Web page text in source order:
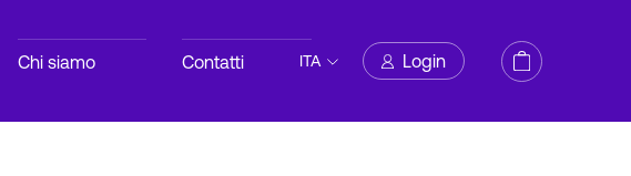
Chi siamo Contatti Login
ITA